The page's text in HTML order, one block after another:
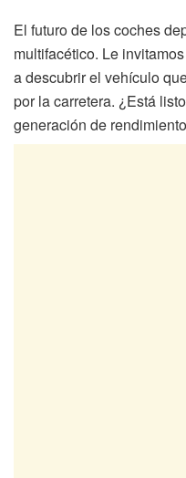
El futuro de los coches
multifacético. Le
a descubrir el vehículo
por la carretera. ¿Está
generación de